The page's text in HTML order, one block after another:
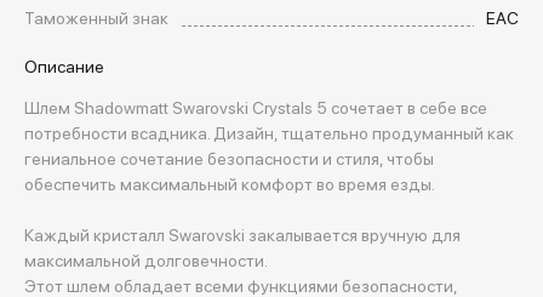
Таможенный знак
EAC
Описание
Шлем Shadowmatt Swarovski Crystals 5 сочетает в себе все
потребности всадника. Дизайн, тщательно продуманный как
гениальное сочетание безопасности и стиля, чтобы
обеспечить максимальный комфорт во время езды.
Каждый кристалл Swarovski закалывается вручную для
максимальной долговечности.
Этот шлем обладает всеми функциями безопасности,